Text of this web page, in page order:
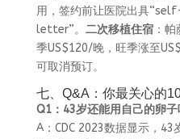
用，签约前让医院出具
letter”。 二次移植住宿：帕
季US$120/晚，旺季涨至
可取消预订。
七、Q&A：你最关心的
Q1：43岁还能用自己的卵子
A：CDC 2023数据显示，